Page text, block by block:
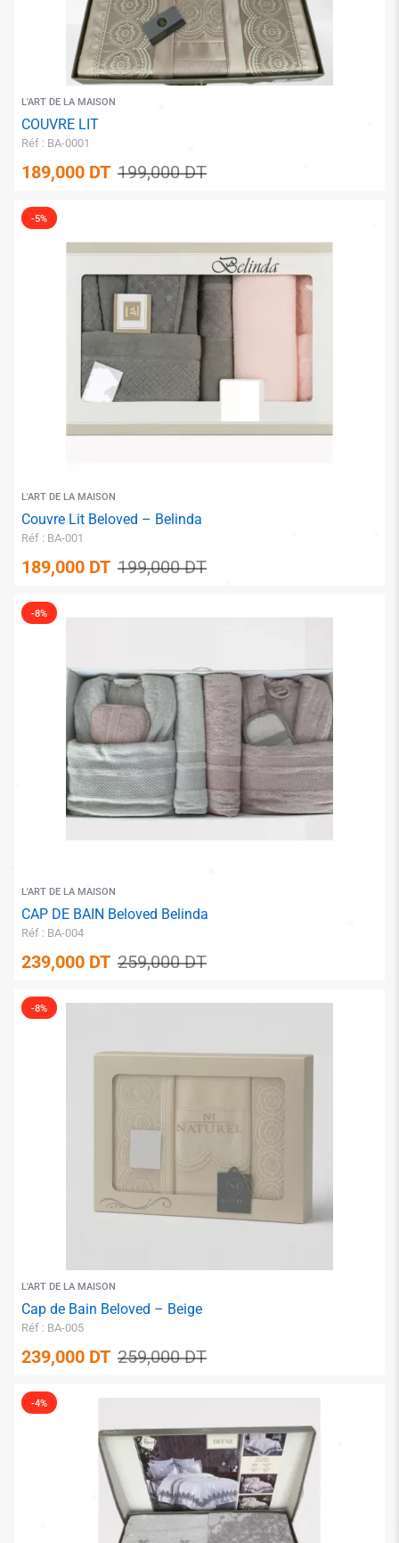
L'ART DE LA MAISON
COUVRE LIT
Réf : BA-0001
199,000DT
189,000 DT
-5%
L'ART DE LA MAISON
Couvre Lit Beloved – Belinda
Réf : BA-001
199,000DT
189,000 DT
-8%
L'ART DE LA MAISON
CAP DE BAIN Beloved Belinda
Réf : BA-004
259,000DT
239,000 DT
-8%
L'ART DE LA MAISON
Cap de Bain Beloved – Beige
Réf : BA-005
259,000DT
239,000 DT
-4%
✱
✱